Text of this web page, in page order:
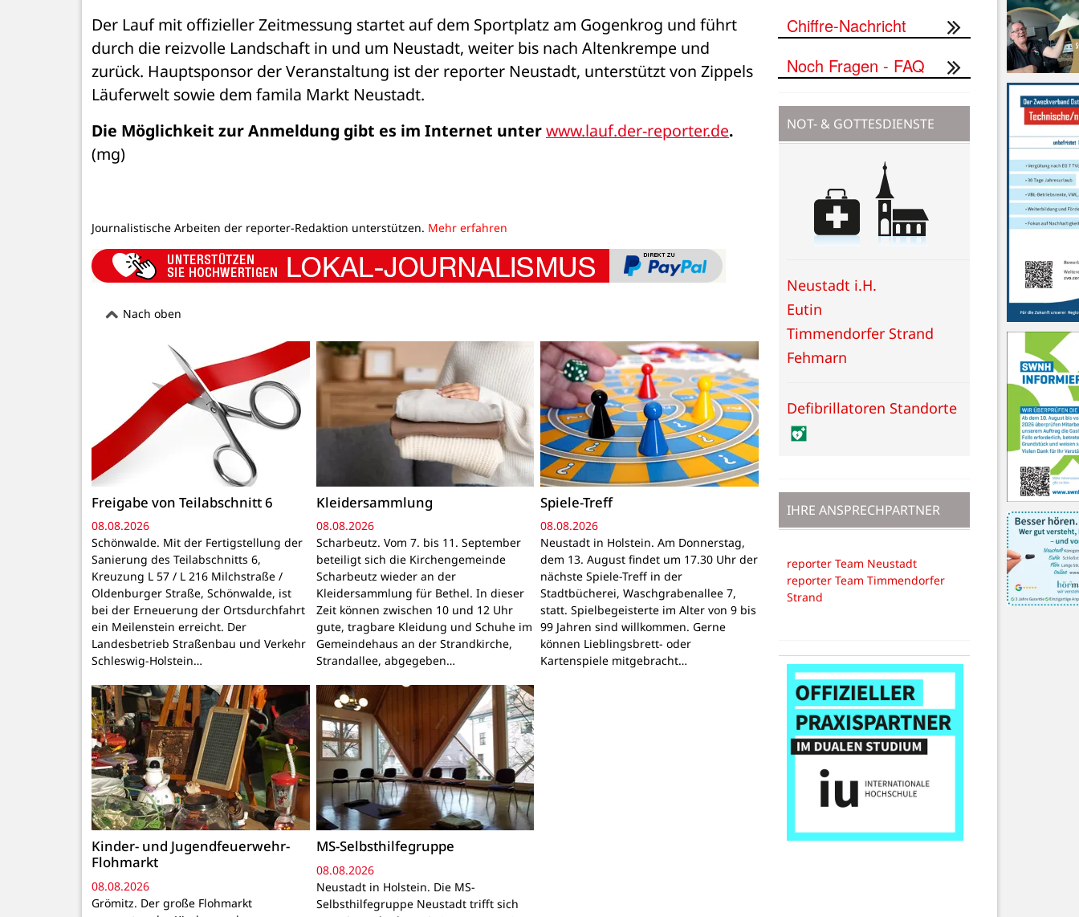
Der Lauf mit offizieller Zeitmessung startet auf dem Sportplatz am Gogenkrog und führt
durch die reizvolle Landschaft in und um Neustadt, weiter bis nach Altenkrempe und
zurück. Hauptsponsor der Veranstaltung ist der reporter Neustadt, unterstützt von Zippels
Läuferwelt sowie dem famila Markt Neustadt.
Die Möglichkeit zur Anmeldung gibt es im Internet unter www.lauf.der-reporter.de.
(mg)
Journalistische Arbeiten der reporter-Redaktion unterstützen. Mehr erfahren
Nach oben
Freigabe von Teilabschnitt 6
08.08.2026
Schönwalde. Mit der Fertigstellung der
Sanierung des Teilabschnitts 6,
Kreuzung L 57 / L 216 Milchstraße /
Oldenburger Straße, Schönwalde, ist
bei der Erneuerung der Ortsdurchfahrt
ein Meilenstein erreicht. Der
Landesbetrieb Straßenbau und Verkehr
Schleswig-Holstein…
Kleidersammlung
08.08.2026
Scharbeutz. Vom 7. bis 11. September
beteiligt sich die Kirchengemeinde
Scharbeutz wieder an der
Kleidersammlung für Bethel. In dieser
Zeit können zwischen 10 und 12 Uhr
gute, tragbare Kleidung und Schuhe im
Gemeindehaus an der Strandkirche,
Strandallee, abgegeben…
Spiele-Treff
08.08.2026
Neustadt in Holstein. Am Donnerstag,
dem 13. August findet um 17.30 Uhr der
nächste Spiele-Treff in der
Stadtbücherei, Waschgrabenallee 7,
statt. Spielbegeisterte im Alter von 9 bis
99 Jahren sind willkommen. Gerne
können Lieblingsbrett- oder
Kartenspiele mitgebracht…
Kinder- und Jugendfeuerwehr-
Flohmarkt
08.08.2026
Grömitz. Der große Flohmarkt
MS-Selbsthilfegruppe
08.08.2026
Neustadt in Holstein. Die MS-
Selbsthilfegruppe Neustadt trifft sich
Chiffre-Nachricht
Noch Fragen - FAQ
NOT- & GOTTESDIENSTE
Neustadt i.H.
Eutin
Timmendorfer Strand
Fehmarn
Defibrillatoren Standorte
IHRE ANSPRECHPARTNER
reporter Team Neustadt
reporter Team Timmendorfer
Strand